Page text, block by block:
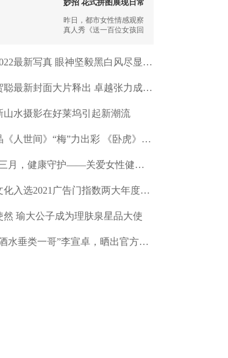
妙招 花式拼图展现日常
昨日，都市女性情感观察
真人秀《送一百位女孩回
欢子2022最新写真 眼神坚毅黑白风尽显硬汉之气
超模贺聪最新封面大片释出 卓越张力成就诗意时
山水摄影在好莱坞引起新潮流
孙晶晶《人世间》“梅”力出彩 《卧虎》梅子姐
“绚丽三月，健康守护——关爱女性健康线上公益讲
神谷文化入选2021广告门指数两大年度榜单
然 瑜大公子成为理肤泉星品大使
“快手酒水垂类一哥”李宣卓，晒出官方千万粉丝奖